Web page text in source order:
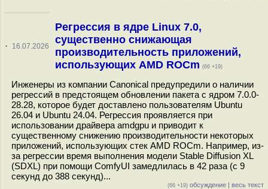
· 16.07.2026
Регрессия в ядре Linux 7.0,
существенно снижающая
производительность приложений,
использующих AMD ROCm (66 +19)
Инженеры из компании Canonical предупредили о наличии
регрессий в предстоящем обновлении пакета с ядром 7.0.0-
28.28, которое будет доставлено пользователям Ubuntu
26.04 и Ubuntu 24.04. Регрессия проявляется при
использовании драйвера amdgpu и приводит к
существенному снижению производительности некоторых
приложений, использующих стек AMD ROCm. Например, из-
за регрессии время выполнения модели Stable Diffusion XL
(SDXL) при помощи ComfyUI замедлилась в 42 раза (с 9
секунд до 388 секунд)...
(66 +19) обсуждение | весь текст